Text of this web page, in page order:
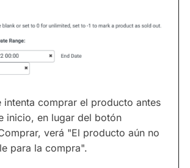
intenta comprar el producto antes
inicio, en lugar del botón
verá "El producto aún no
para la compra".